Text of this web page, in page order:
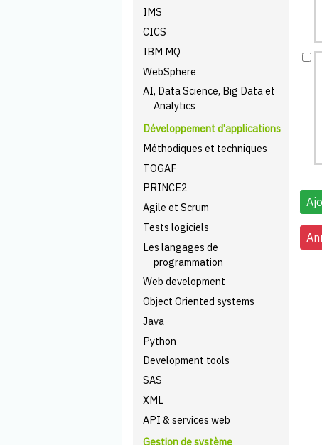
IMS
CICS
IBM MQ
WebSphere
AI, Data Science, Big Data et
Analytics
Développement d'applications
Méthodiques et techniques
TOGAF
PRINCE2
Agile et Scrum
Tests logiciels
Les langages de
programmation
Web development
Object Oriented systems
Java
Python
Development tools
SAS
XML
API & services web
Gestion de système